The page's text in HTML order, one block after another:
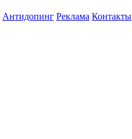
Антидопинг Реклама Контакты